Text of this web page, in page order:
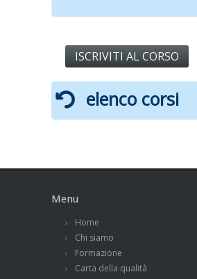
ISCRIVITI AL CORSO
elenco corsi
Menu
Home
Chi siamo
Formazione
Carta della qualità